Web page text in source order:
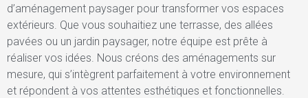
d’aménagement paysager pour transformer vos espaces
extérieurs. Que vous souhaitiez une terrasse, des allées
pavées ou un jardin paysager, notre équipe est prête à
réaliser vos idées. Nous créons des aménagements sur
mesure, qui s’intègrent parfaitement à votre environnement
et répondent à vos attentes esthétiques et fonctionnelles.